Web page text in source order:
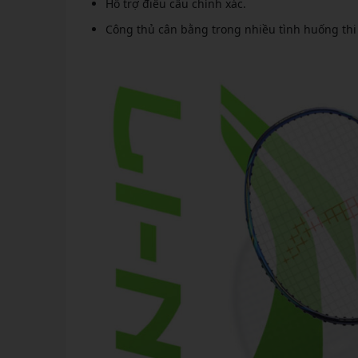
Hỗ trợ điều cầu chính xác.
Công thủ cân bằng trong nhiều tình huống